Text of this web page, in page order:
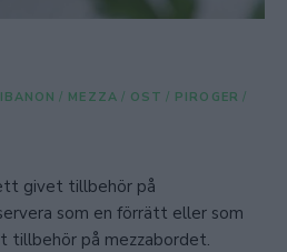
/ MEZZA / OST / PIROGER /
givet tillbehör på
som en förrätt eller som
tillbehör på mezzabordet.